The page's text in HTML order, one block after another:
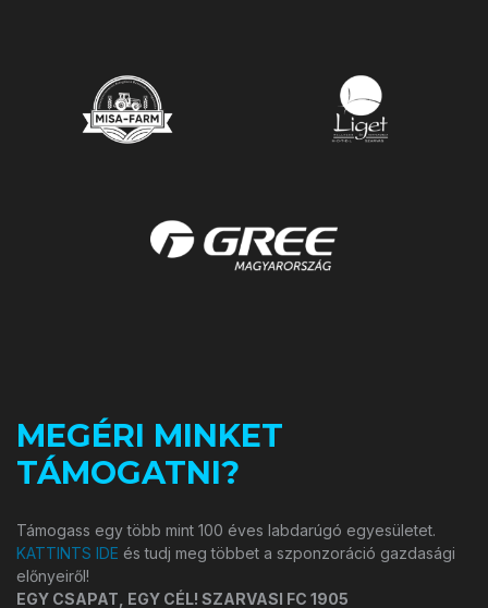
MEGÉRI MINKET
TÁMOGATNI?
Támogass egy több mint 100 éves labdarúgó egyesületet.
KATTINTS IDE és tudj meg többet a szponzoráció gazdasági
előnyeiről!
EGY CSAPAT, EGY CÉL! SZARVASI FC 1905